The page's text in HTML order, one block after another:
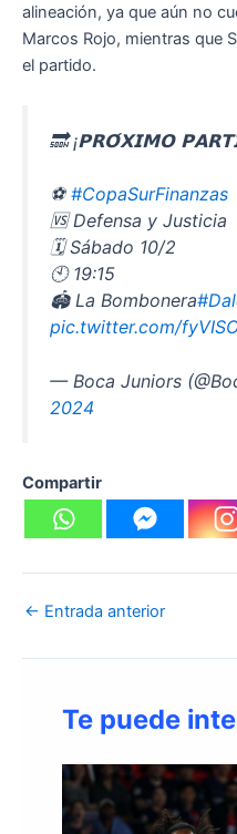
alineación, ya que aún no
Marcos Rojo, mientras que
el partido.
🔜 ¡𝗣𝗥𝗢́𝗫𝗜𝗠𝗢
⚽ #CopaSurFinanzas
🆚 Defensa y Justicia
🗓 Sábado 10/2
🕙 19:15
🏟 La Bombonera
pic.twitter.com/
— Boca Juniors
2024
Compartir
← Entrada anterior
Te puede